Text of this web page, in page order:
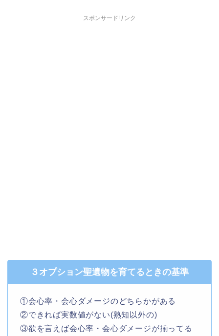
スポンサードリンク
３オプション聖遺物を育てるときの基準
①会心率・会心ダメージのどちらかがある
②できれば実数値がない(熟知以外の)
③欲を言えば会心率・会心ダメージが揃ってる